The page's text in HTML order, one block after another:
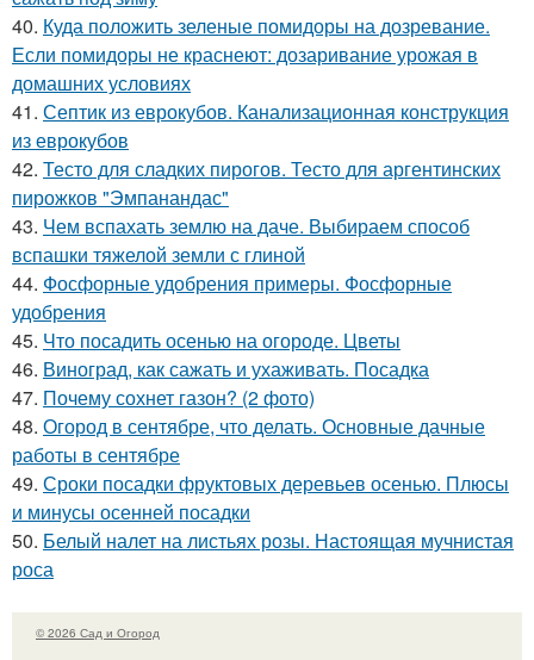
40. Куда положить зеленые помидоры на дозревание.
Если помидоры не краснеют: дозаривание урожая в
домашних условиях
41. Септик из еврокубов. Канализационная конструкция
из еврокубов
42. Тесто для сладких пирогов. Тесто для аргентинских
пирожков "Эмпанандас"
43. Чем вспахать землю на даче. Выбираем способ
вспашки тяжелой земли с глиной
44. Фосфорные удобрения примеры. Фосфорные
удобрения
45. Что посадить осенью на огороде. Цветы
46. Виноград, как сажать и ухаживать. Посадка
47. Почему сохнет газон? (2 фото)
48. Огород в сентябре, что делать. Основные дачные
работы в сентябре
49. Сроки посадки фруктовых деревьев осенью. Плюсы
и минусы осенней посадки
50. Белый налет на листьях розы. Настоящая мучнистая
роса
© 2026 Сад и Огород